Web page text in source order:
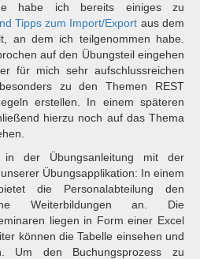
habe ich bereits einiges zu
Tipps zum Import/Export aus dem
an dem ich teilgenommen habe.
auf den Übungsteil eingehen
für mich sehr aufschlussreichen
zu den Themen REST
erstellen. In einem späteren
hierzu noch auf das Thema
der Übungsanleitung mit der
Übungsapplikation: In einem
die Personalabteilung den
Weiterbildungen an. Die
liegen in Form einer Excel
können die Tabelle einsehen und
Um den Buchungsprozess zu